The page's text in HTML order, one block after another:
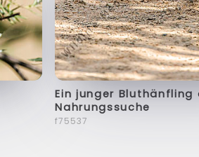
Ein junger Bluthänfling
Nahrungssuche
f75537